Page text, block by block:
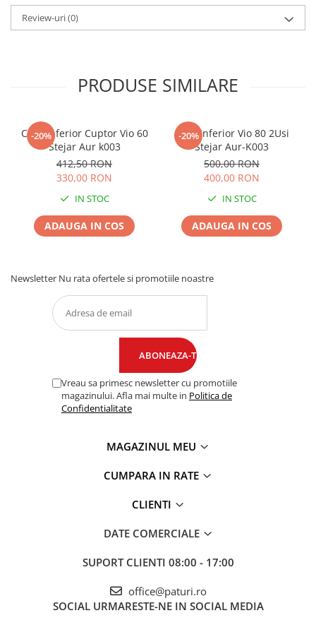
Review-uri(0)
PRODUSE SIMILARE
-20%
Corp Inferior Cuptor Vio 60
Stejar Aur k003
412,50 RON
330,00 RON
IN STOC
ADAUGA IN COS
-20%
Corp Inferior Vio 80 2Usi
Stejar Aur-K003
500,00 RON
400,00 RON
IN STOC
ADAUGA IN COS
Newsletter Nu rata ofertele si promotiile noastre
Vreau sa primesc newsletter cu promotiile
magazinului. Afla mai multe in Politica de
Confidentialitate
MAGAZINUL MEU
CUMPARA IN RATE
CLIENTI
DATE COMERCIALE
SUPORT CLIENTI 08:00 - 17:00
office@paturi.ro
SOCIAL URMARESTE-NE IN SOCIAL MEDIA